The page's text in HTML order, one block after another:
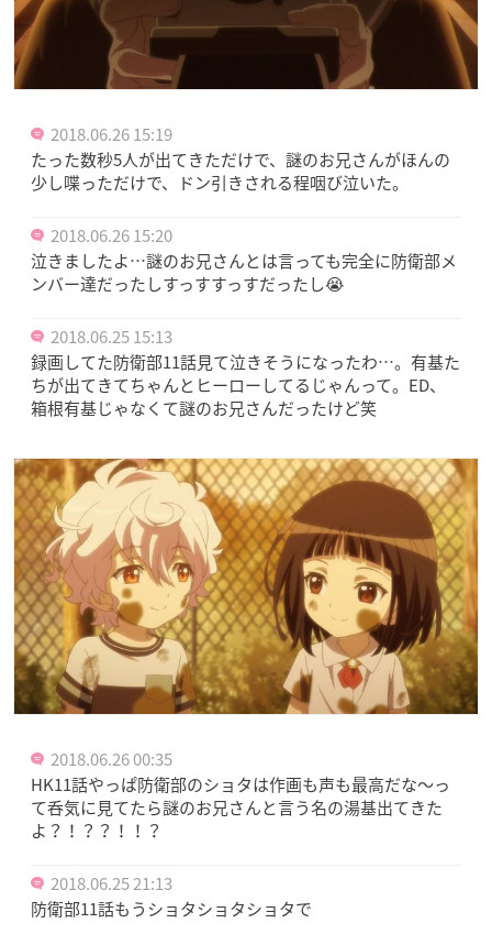
2018.06.26 15:19
たった数秒5人が出てきただけで、謎のお兄さんがほんの
少し喋っただけで、ドン引きされる程咽び泣いた。
2018.06.26 15:20
泣きましたよ…謎のお兄さんとは言っても完全に防衛部メ
ンバー達だったしすっすすっすだったし😭
2018.06.25 15:13
録画してた防衛部11話見て泣きそうになったわ…。有基た
ちが出てきてちゃんとヒーローしてるじゃんって。ED、
箱根有基じゃなくて謎のお兄さんだったけど笑
2018.06.26 00:35
HK11話やっぱ防衛部のショタは作画も声も最高だな〜っ
て呑気に見てたら謎のお兄さんと言う名の湯基出てきた
よ？！？？！！？
2018.06.25 21:13
防衛部11話もうショタショタショタで